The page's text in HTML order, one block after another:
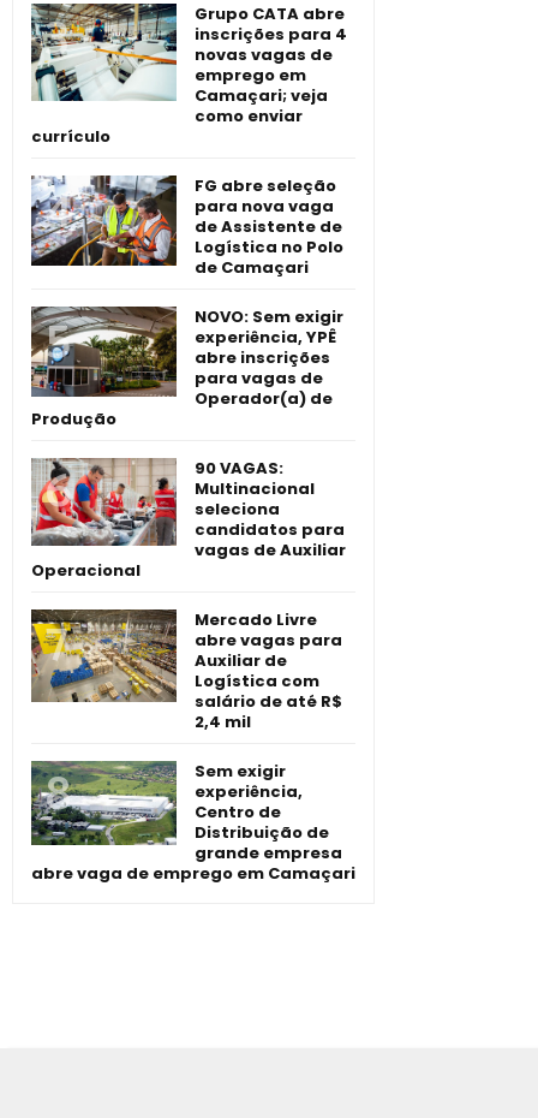
Grupo CATA abre
inscrições para 4
novas vagas de
emprego em
Camaçari; veja
como enviar
currículo
FG abre seleção
para nova vaga
de Assistente de
Logística no Polo
de Camaçari
NOVO: Sem exigir
experiência, YPÊ
abre inscrições
para vagas de
Operador(a) de
Produção
90 VAGAS:
Multinacional
seleciona
candidatos para
vagas de Auxiliar
Operacional
Mercado Livre
abre vagas para
Auxiliar de
Logística com
salário de até R$
2,4 mil
Sem exigir
experiência,
Centro de
Distribuição de
grande empresa
abre vaga de emprego em Camaçari